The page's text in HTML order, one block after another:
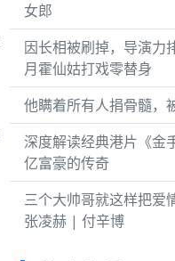
女郎
因长相被刷掉，导演力
月霍仙姑打戏零替身
他瞒着所有人捐骨髓，
深度解读经典港片《金
亿富豪的传奇
三个大帅哥就这样把爱
张凌赫 | 付辛博